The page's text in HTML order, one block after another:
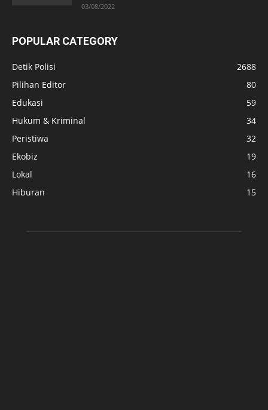
03/08/2022
POPULAR CATEGORY
Detik Polisi
2688
Pilihan Editor
80
Edukasi
59
Hukum & Kriminal
34
Peristiwa
32
Ekobiz
19
Lokal
16
Hiburan
15